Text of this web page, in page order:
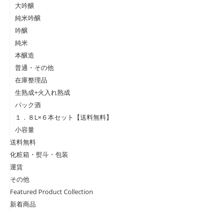
大吟醸
純米吟醸
吟醸
純米
本醸造
普通・その他
在庫整理品
生熟成+火入れ熟成
パック酒
１．８L×６本セット【送料無料】
小容量
送料無料
化粧箱・熨斗・包装
運賃
その他
Featured Product Collection
新着商品